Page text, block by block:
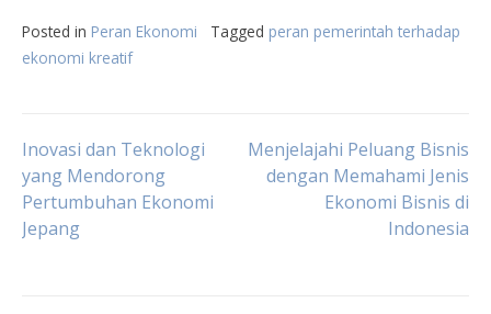
Posted in Peran Ekonomi Tagged peran pemerintah terhadap
ekonomi kreatif
Post
navigation
Inovasi dan Teknologi
yang Mendorong
Pertumbuhan Ekonomi
Jepang
Menjelajahi Peluang Bisnis
dengan Memahami Jenis
Ekonomi Bisnis di
Indonesia